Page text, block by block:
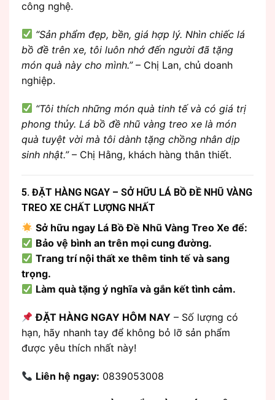
công nghệ.
“Sản phẩm đẹp, bền, giá hợp lý. Nhìn chiếc lá
bồ đề trên xe, tôi luôn nhớ đến người đã tặng
món quà này cho mình.”– Chị Lan, chủ doanh
nghiệp.
“Tôi thích những món quà tinh tế và có giá trị
phong thủy. Lá bồ đề nhũ vàng treo xe là món
quà tuyệt vời mà tôi dành tặng chồng nhân dịp
sinh nhật.”– Chị Hằng, khách hàng thân thiết.
5. ĐẶT HÀNG NGAY – SỞ HỮU LÁ BỒ ĐỀ NHŨ VÀNG
TREO XE CHẤT LƯỢNG NHẤT
Sở hữu ngay Lá Bồ Đề Nhũ Vàng Treo Xe để:
Bảo vệ bình an trên mọi cung đường.
Trang trí nội thất xe thêm tinh tế và sang
trọng.
Làm quà tặng ý nghĩa và gắn kết tình cảm.
ĐẶT HÀNG NGAY HÔM NAY – Số lượng có
hạn, hãy nhanh tay để không bỏ lỡ sản phẩm
được yêu thích nhất này!
Liên hệ ngay: 0839053008